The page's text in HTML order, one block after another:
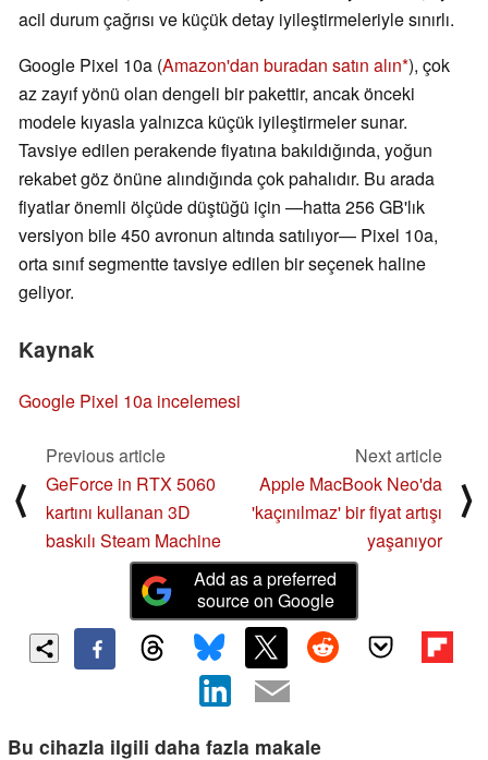
acil durum çağrısı ve küçük detay iyileştirmeleriyle sınırlı.
Google Pixel 10a (Amazon'dan buradan satın alın ), çok
az zayıf yönü olan dengeli bir pakettir, ancak önceki
modele kıyasla yalnızca küçük iyileştirmeler sunar.
Tavsiye edilen perakende fiyatına bakıldığında, yoğun
rekabet göz önüne alındığında çok pahalıdır. Bu arada
fiyatlar önemli ölçüde düştüğü için —hatta 256 GB'lık
versiyon bile 450 avronun altında satılıyor— Pixel 10a,
orta sınıf segmentte tavsiye edilen bir seçenek haline
geliyor.
Kaynak
Google Pixel 10a incelemesi
⟨
Previous article
GeForce in RTX 5060
kartını kullanan 3D
baskılı Steam Machine
Next article
Apple MacBook Neo'da
'kaçınılmaz' bir fiyat artışı
yaşanıyor
⟩
Add as a preferred
source on Google
Bu cihazla ilgili daha fazla makale